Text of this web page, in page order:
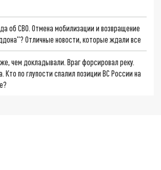
об СВО. Отмена мобилизации и возвращение
Отличные новости, которые ждали все
чем докладывали. Враг форсировал реку.
Кто по глупости спалил позиции ВС России на